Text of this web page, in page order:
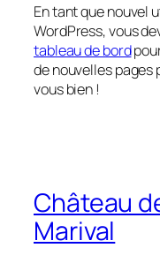
En tant que nouvel
WordPress, vous
tableau de bord
de nouvelles
vous bien !
Château
Marival